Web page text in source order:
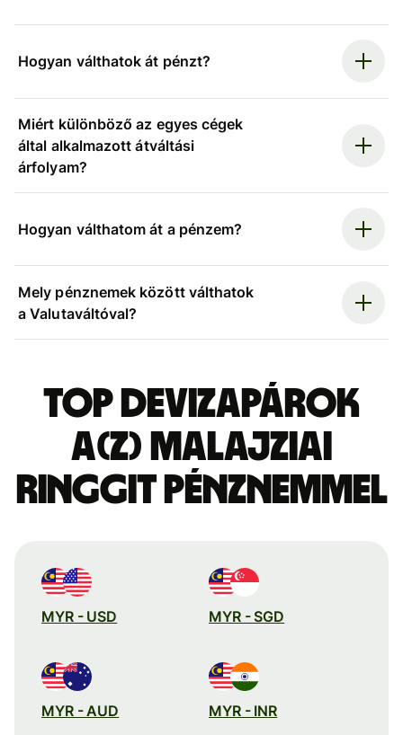
Hogyan válthatok át pénzt?
Miért különböző az egyes cégek
által alkalmazott átváltási
árfolyam?
Hogyan válthatom át a pénzem?
Mely pénznemek között válthatok
a Valutaváltóval?
Top devizapárok
a(z) malajziai
ringgit pénznemmel
MYR - USD MYR - SGD
MYR - AUD MYR - INR